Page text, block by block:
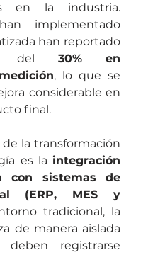
en la industria.
implementado
han reportado
del 30% en
, lo que se
considerable en
final.
la transformación
es la integración
con sistemas de
(ERP, MES y
tradicional, la
de manera aislada
registrarse